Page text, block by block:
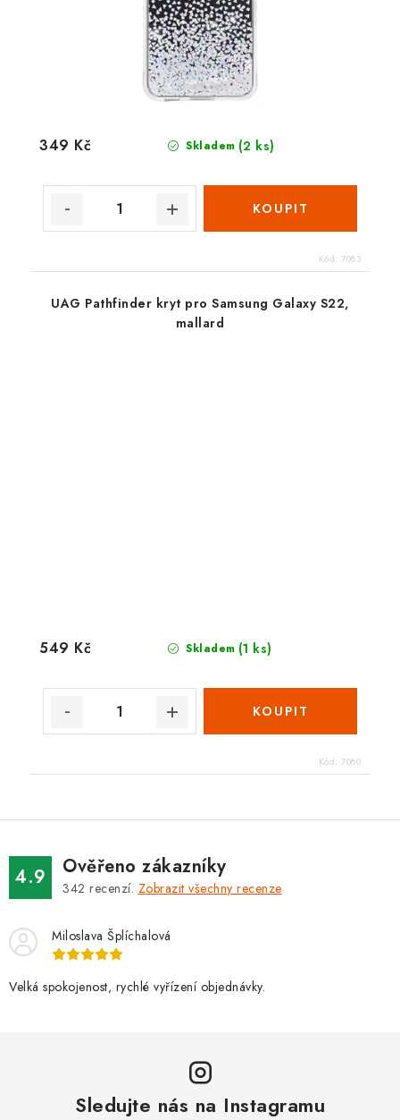
Skladem (2 ks)
349 Kč
Kód: 7083
UAG Pathfinder kryt pro Samsung Galaxy S22,
mallard
Skladem (1 ks)
549 Kč
Kód: 7080
4.9 Ověřeno zákazníky
342 recenzí. Zobrazit všechny recenze
Miloslava Šplíchalová
Velká spokojenost, rychlé vyřízení objednávky.
Sledujte nás na Instagramu